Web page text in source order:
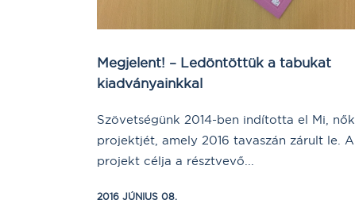
Megjelent! – Ledöntöttük a tabukat
kiadványainkkal
Szövetségünk 2014-ben indította el Mi, nők
projektjét, amely 2016 tavaszán zárult le. A
projekt célja a résztvevő...
2016 JÚNIUS 08.